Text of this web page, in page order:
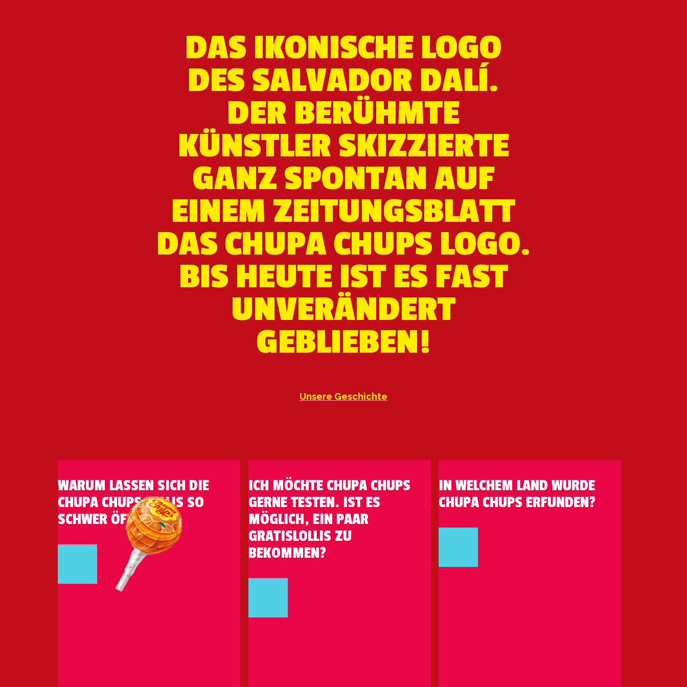
DAS IKONISCHE LOGO
DES SALVADOR DALÍ.
DER BERÜHMTE
KÜNSTLER SKIZZIERTE
GANZ SPONTAN AUF
EINEM ZEITUNGSBLATT
DAS CHUPA CHUPS LOGO.
BIS HEUTE IST ES FAST
UNVERÄNDERT
GEBLIEBEN!
Unsere Geschichte
WARUM LASSEN SICH DIE
CHUPA CHUPS LOLLIS SO
SCHWER ÖFFNEN?
ICH MÖCHTE CHUPA CHUPS
GERNE TESTEN. IST ES
MÖGLICH, EIN PAAR
GRATISLOLLIS ZU
BEKOMMEN?
IN WELCHEM LAND WURDE
CHUPA CHUPS ERFUNDEN?